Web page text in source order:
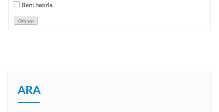
Beni hatırla
Giriş yap
ARA